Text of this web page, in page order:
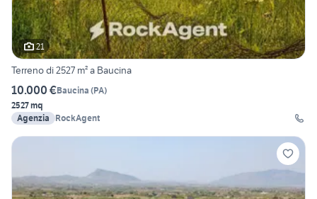
21
Terreno di 2527 m² a Baucina
10.000 €Baucina (PA)
2527 mq
Agenzia
RockAgent